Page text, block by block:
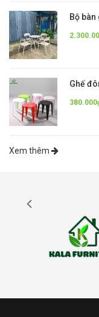
Bộ bàn
Ghế
Xem thêm